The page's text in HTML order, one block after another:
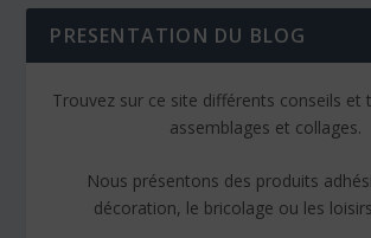
PRESENTATION DU BLOG
Trouvez sur ce site différents conseils et
assemblages et collages.
Nous présentons des produits
décoration, le bricolage ou les